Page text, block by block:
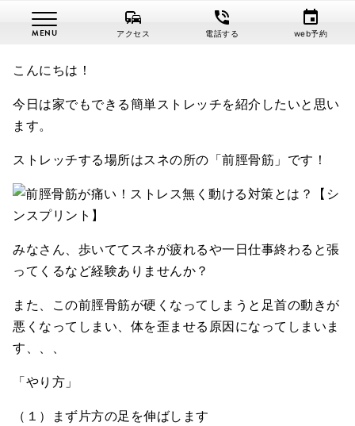
commute
アクセス
phone_in_talk
電話する
event
web予約
さがみはら鍼灸整骨
ブロ
グ
なんかいつもスネ張らないです
こんにちは！
今日は家でもできる簡単ストレッチを紹介したいと思い
ます。
ストレッチする場所はスネの所の「前脛骨筋」です！
みなさん、歩いててスネが疲れるや一日仕事終わると張
ってくるなど経験ありませんか？
また、この前脛骨筋が硬くなってしまうと足首の動きが
悪くなってしまい、体を歪ませる原因になってしまいま
す、、、
「やり方」
（１）まず片方の足を伸ばします